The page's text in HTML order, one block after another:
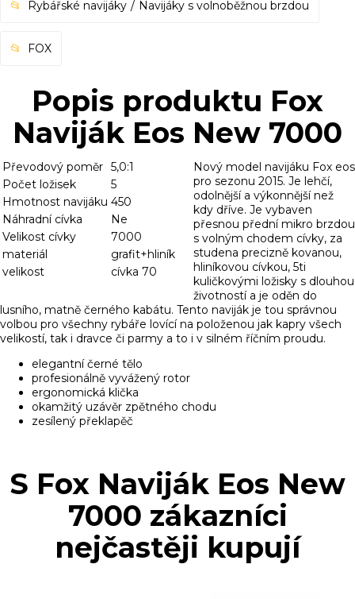
Rybářské navijáky Navijáky s volnoběžnou brzdou
FOX
Popis produktu Fox
Naviják Eos New 7000
Převodový poměr 5,0:1
Počet ložisek
5
Hmotnost navijáku 450
Náhradní cívka
Ne
Velikost cívky
7000
materiál
grafit+hliník
velikost
cívka 70
Nový model navijáku Fox eos
pro sezonu 2015. Je lehčí,
odolnější a výkonnější než
kdy dříve. Je vybaven
přesnou přední mikro brzdou
s volným chodem cívky, za
studena precizně kovanou,
hliníkovou cívkou, 5ti
kuličkovými ložisky s dlouhou
životností a je oděn do
lusního, matně černého kabátu. Tento naviják je tou správnou
volbou pro všechny rybáře lovící na položenou jak kapry všech
velikostí, tak i dravce či parmy a to i v silném říčním proudu.
elegantní černé tělo
profesionálně vyvážený rotor
ergonomická klička
okamžitý uzávěr zpětného chodu
zesílený překlapěč
S Fox Naviják Eos New
7000 zákazníci
nejčastěji kupují